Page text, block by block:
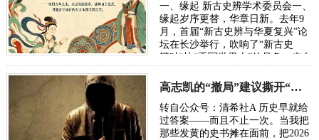
一、缘起 新古史辨学术委员会一、
缘起岁序更替，华章日新。去年9
月，首届“新古史辨与华夏复兴”论
坛在长沙举行，吹响了“新古史
辨”加快“重写世界史”的号角。来自
在反思百年“…
高志凯的“撤局”建议撕开“以夷灭华”的百年剧本
转自公众号：清希社A 历史早就给
过答案——而且不止一次。当我把
那些发黄的史书摊在面前，把2026